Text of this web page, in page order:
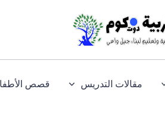
مقالات التدريس قصص